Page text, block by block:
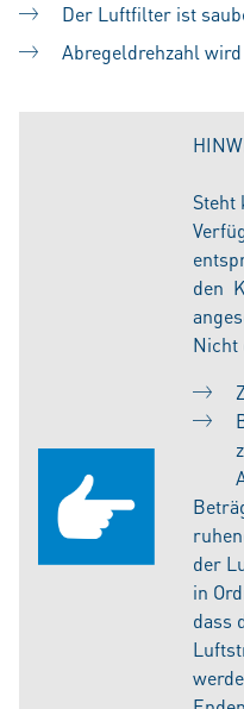
Der Luftfilter ist
Abregeldrehzahl
Steht
den
Nicht
der
in
dass